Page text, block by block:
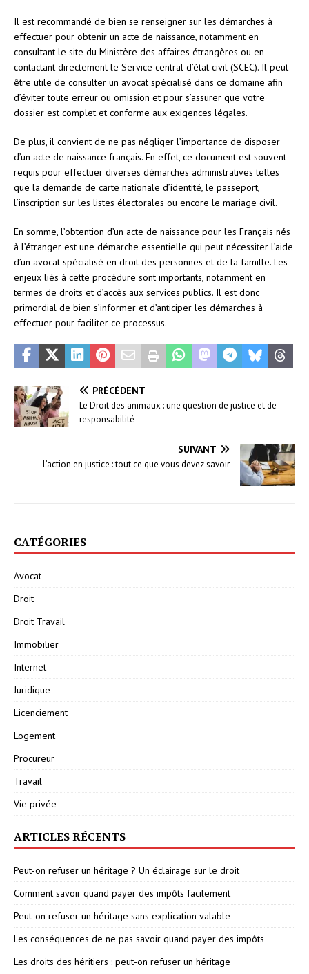
Il est recommandé de bien se renseigner sur les démarches à
effectuer pour obtenir un acte de naissance, notamment en
consultant le site du Ministère des affaires étrangères ou en
contactant directement le Service central d’état civil (SCEC). Il peut
être utile de consulter un avocat spécialisé dans ce domaine afin
d’éviter toute erreur ou omission et pour s’assurer que votre
dossier est complet et conforme aux exigences légales.
De plus, il convient de ne pas négliger l’importance de disposer
d’un acte de naissance français. En effet, ce document est souvent
requis pour effectuer diverses démarches administratives telles
que la demande de carte nationale d’identité, le passeport,
l’inscription sur les listes électorales ou encore le mariage civil.
En somme, l’obtention d’un acte de naissance pour les Français nés
à l’étranger est une démarche essentielle qui peut nécessiter l’aide
d’un avocat spécialisé en droit des personnes et de la famille. Les
enjeux liés à cette procédure sont importants, notamment en
termes de droits et d’accès aux services publics. Il est donc
primordial de bien s’informer et d’anticiper les démarches à
effectuer pour faciliter ce processus.
PRÉCÉDENT
Le Droit des animaux : une question de justice et de
responsabilité
SUIVANT
L’action en justice : tout ce que vous devez savoir
CATÉGORIES
Avocat
Droit
Droit Travail
Immobilier
Internet
Juridique
Licenciement
Logement
Procureur
Travail
Vie privée
ARTICLES RÉCENTS
Peut-on refuser un héritage ? Un éclairage sur le droit
Comment savoir quand payer des impôts facilement
Peut-on refuser un héritage sans explication valable
Les conséquences de ne pas savoir quand payer des impôts
Les droits des héritiers : peut-on refuser un héritage